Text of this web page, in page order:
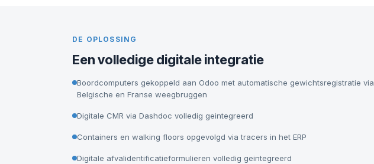
DE OPLOSSING
Een volledige digitale integratie
Boordcomputers gekoppeld aan Odoo met automatische gewichtsregistratie via
Belgische en Franse weegbruggen
Digitale CMR via Dashdoc volledig geintegreerd
Containers en walking floors opgevolgd via tracers in het ERP
Digitale afvalidentificatieformulieren volledig geintegreerd